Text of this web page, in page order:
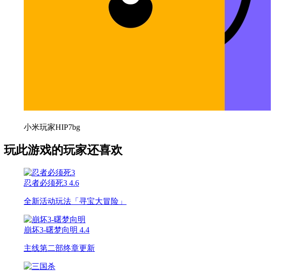
小米玩家HIP7bg
玩此游戏的玩家还喜欢
忍者必须死3 4.6
全新活动玩法「寻宝大冒险」
崩坏3-曙梦向明 4.4
主线第二部终章更新